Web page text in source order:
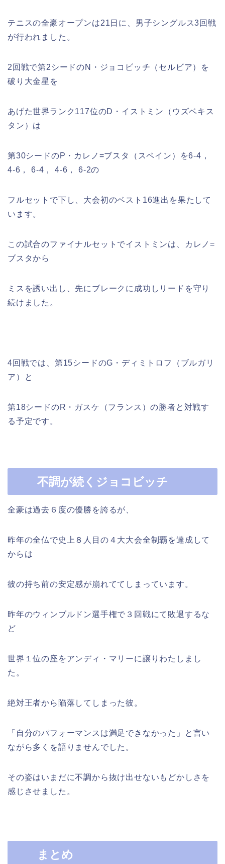
テニスの全豪オープンは21日に、男子シングルス3回戦
が行われました。
2回戦で第2シードのN・ジョコビッチ（セルビア）を
破り大金星を
あげた世界ランク117位のD・イストミン（ウズベキス
タン）は
第30シードのP・カレノ=ブスタ（スペイン）を6-4，
4-6， 6-4， 4-6， 6-2の
フルセットで下し、大会初のベスト16進出を果たして
います。
この試合のファイナルセットでイストミンは、カレノ=
ブスタから
ミスを誘い出し、先にブレークに成功しリードを守り
続けました。
4回戦では、第15シードのG・ディミトロフ（ブルガリ
ア）と
第18シードのR・ガスケ（フランス）の勝者と対戦す
る予定です。
不調が続く ジョコビッチ
全豪は過去６度の優勝を誇るが、
昨年の全仏で史上８人目の４大大会全制覇を達成して
からは
彼の持ち前の安定感が崩れててしまっています。
昨年のウィンブルドン選手権で３回戦にて敗退するな
ど
世界１位の座をアンディ・マリーに譲りわたしまし
た。
絶対王者から陥落してしまった彼。
「自分のパフォーマンスは満足できなかった」と言い
ながら多くを語りませんでした。
その姿はいまだに不調から抜け出せないもどかしさを
感じさせました。
まとめ